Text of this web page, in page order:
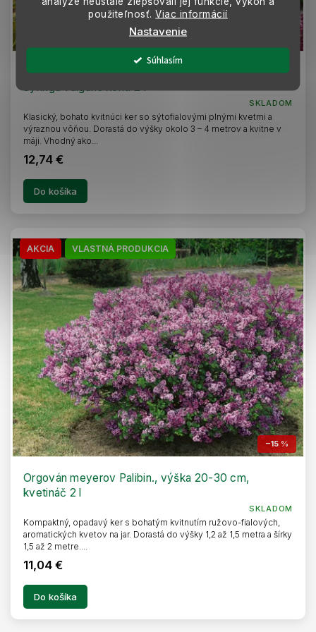
použiteľnosť.Viac informácií
Nastavenie
Súhlasím
Orgován obyčajný Prince Wolkonsky 40-70cm -
Syringa vulgaris kont. 2 l
SKLADOM
12,74 €
Do košíka
Klasický, bohato kvitnúci ker so sýtofialovými plnými kvetmi a
výraznou vôňou. Dorastá do výšky okolo 3 – 4 metrov a kvitne v
máji. Vhodný ako...
AKCIA VLASTNÁ PRODUKCIA
–15 %
Orgován meyerov Palibin., výška 20-30 cm,
kvetináč 2 l
SKLADOM
11,04 €
Do košíka
Kompaktný, opadavý ker s bohatým kvitnutím ružovo-fialových,
aromatických kvetov na jar. Dorastá do výšky 1,2 až 1,5 metra a šírky
1,5 až 2 metre....